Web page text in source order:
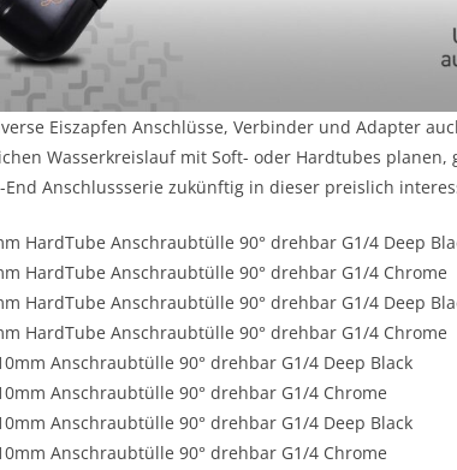
Eiszapfen Anschlüsse, Verbinder und Adapter
Wasserkreislauf mit Soft- oder Hardtubes planen,
End Anschlussserie zukünftig in dieser preislich
HardTube Anschraubtülle 90° drehbar G1/4 Deep
HardTube Anschraubtülle 90° drehbar G1/4 Chrome
HardTube Anschraubtülle 90° drehbar G1/4 Deep
HardTube Anschraubtülle 90° drehbar G1/4 Chrome
Anschraubtülle 90° drehbar G1/4 Deep Black
Anschraubtülle 90° drehbar G1/4 Chrome
Anschraubtülle 90° drehbar G1/4 Deep Black
Anschraubtülle 90° drehbar G1/4 Chrome